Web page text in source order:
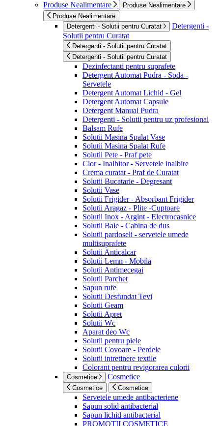
Produse Nealimentare
Produse Nealimentare
Produse Nealimentare
Detergenti - Solutii pentru Curatat
Detergenti -
Solutii pentru Curatat
Detergenti - Solutii pentru Curatat
Detergenti - Solutii pentru Curatat
Dezinfectanti pentru suprafete
Detergent Automat Pudra - Soda -
Servetele
Detergent Automat Lichid - Gel
Detergent Automat Capsule
Detergent Manual Pudra
Detergenti - Solutii pentru uz profesional
Balsam Rufe
Solutii Masina Spalat Vase
Solutii Masina Spalat Rufe
Solutii Pete - Praf pete
Clor - Inalbitor - Servetele inalbire
Crema curatat - Praf de Curatat
Solutii Bucatarie - Degresant
Solutii Vase
Solutii Frigider - Absorbant Frigider
Solutii Aragaz - Plite -Cuptoare
Solutii Inox - Argint - Electrocasnice
Solutii Baie - Cabina de dus
Solutii pardoseli - servetele umede
multisuprafete
Solutii Anticalcar
Solutii Lemn - Mobila
Solutii Antimecegai
Solutii Parchet
Sapun rufe
Solutii Desfundat Tevi
Solutii Geam
Solutii Apret
Solutii Wc
Aparat deo Wc
Solutii pentru piele
Solutii Covoare - Perdele
Solutii intretinere textile
Colorant pentru revigorarea culorii
Cosmetice Cosmetice
Cosmetice Cosmetice
Servetele umede antibacteriene
Sapun solid antibacterial
Sapun lichid antibacterial
PROMOTII COSMETICE